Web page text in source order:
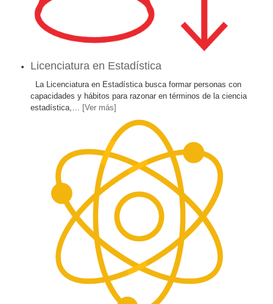
Licenciatura en Estadística
La Licenciatura en Estadística busca formar personas con
capacidades y hábitos para razonar en términos de la ciencia
estadística,
[Ver más]